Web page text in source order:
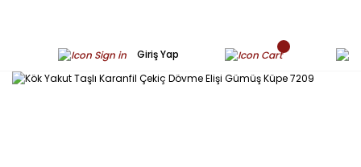
Giriş Yap